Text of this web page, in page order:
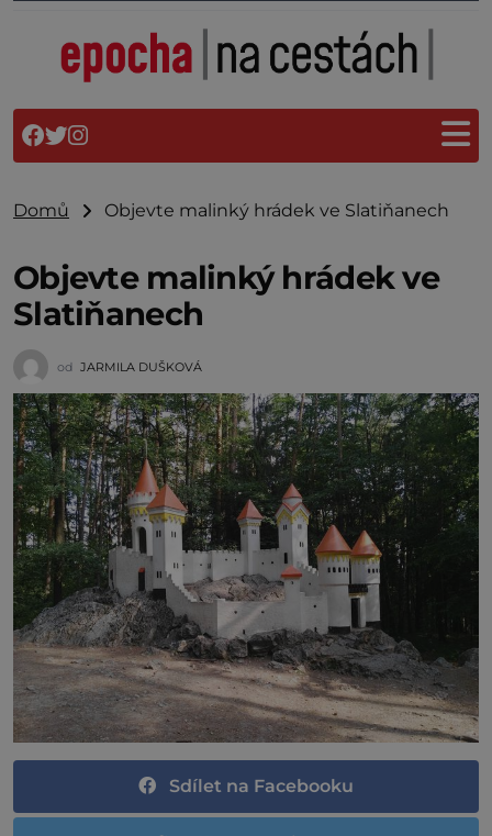
Domů Objevte malinký hrádek ve Slatiňanech
Objevte malinký hrádek ve
Slatiňanech
od JARMILA DUŠKOVÁ
Sdílet na Facebooku